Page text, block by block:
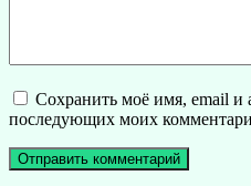
Сохранить моё имя, email и
последующих моих